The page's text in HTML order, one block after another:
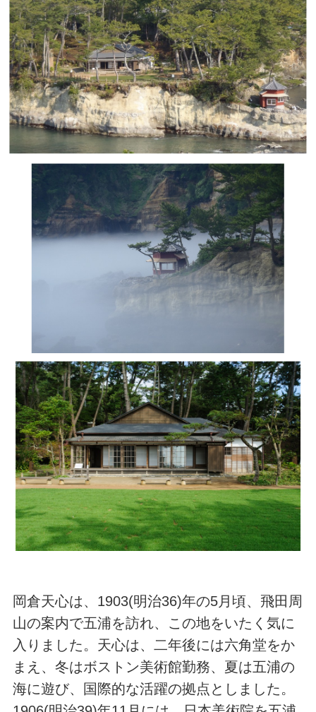
岡倉天心は、1903(明治36)年の5月頃、飛田周
山の案内で五浦を訪れ、この地をいたく気に
入りました。天心は、二年後には六角堂をか
まえ、冬はボストン美術館勤務、夏は五浦の
海に遊び、国際的な活躍の拠点としました。